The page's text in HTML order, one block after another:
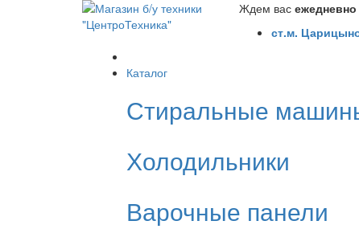
Ждем вас
ст.м.
Каталог
Стиральные
Холодильники
Варочные панели